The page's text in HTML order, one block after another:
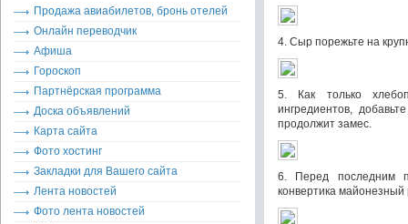
4. Сыр порежьте на
5. Как только
ингредиентов,
продолжит замес.
6. Перед последним
конвертика майонезный
Продажа авиабилетов, бронь отелей
Онлайн переводчик
Афиша
Гороскоп
Партнёрская программа
Доска объявлений
Карта сайта
Фото хостинг
Закладки для Вашего сайта
Лента новостей
Фото лента новостей